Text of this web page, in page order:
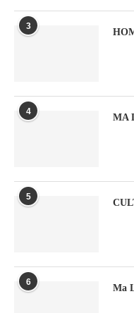
3
4
MA
5
6
Ma